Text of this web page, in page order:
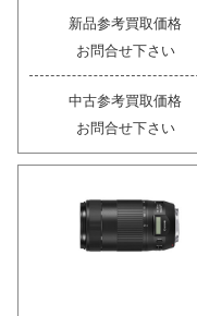
新品参考買取価格
お問合せ下さい
中古参考買取価格
お問合せ下さい